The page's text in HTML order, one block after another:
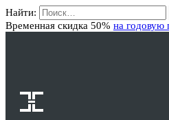
Найти:
Временная скидка 50% на годовую